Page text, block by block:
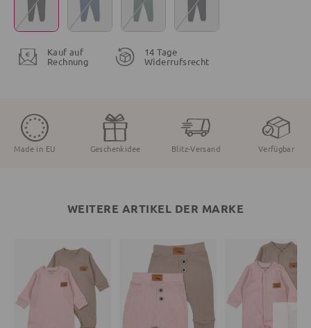
Kauf auf
Rechnung
14 Tage
Widerrufsrecht
Made in EU Geschenkidee Blitz-Versand Verfügbar
WEITERE ARTIKEL DER MARKE